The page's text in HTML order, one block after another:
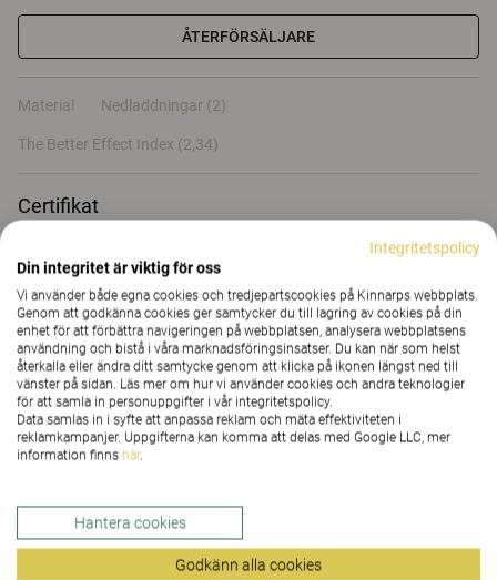
ÅTERFÖRSÄLJARE
Material Nedladdningar (2)
The Better Effect Index (2,34)
Certifikat
Material
Nedladdningar (2)
The Better Effect Index (2,34)
Kundprojekt
Integritetspolicy
Din integritet är viktig för oss
Vi använder både egna cookies och tredjepartscookies på Kinnarps webbplats.
Genom att godkänna cookies ger samtycker du till lagring av cookies på din
enhet för att förbättra navigeringen på webbplatsen, analysera webbplatsens
användning och bistå i våra marknadsföringsinsatser. Du kan när som helst
återkalla eller ändra ditt samtycke genom att klicka på ikonen längst ned till
vänster på sidan. Läs mer om hur vi använder cookies och andra teknologier
för att samla in personuppgifter i vår integritetspolicy.
Data samlas in i syfte att anpassa reklam och mäta effektiviteten i
reklamkampanjer. Uppgifterna kan komma att delas med Google LLC, mer
information finns här.
Hantera cookies
Godkänn alla cookies